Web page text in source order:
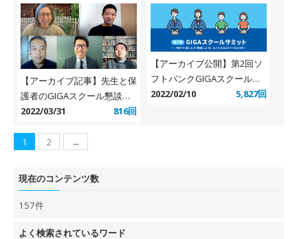
～（デジタルアーツ社）
【アーカイブ記事】先生と保
護者のGIGAスクール懇談会
寄稿記事のご紹介
2022/03/31 816回
【アーカイブ公開】第2回ソ
フトバンクGIGAスクールサ
ミット（2022年1月22日開
2022/02/10 5,827回
1 2 →
現在のコンテンツ数
157件
よく検索されているワード